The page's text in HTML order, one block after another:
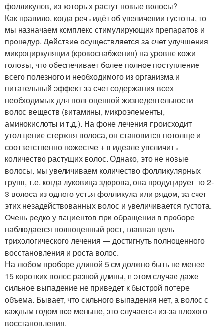
фолликулов, из которых растут новые волосы?
Как правило, когда речь идёт об увеличении густоты, то
мы назначаем комплекс стимулирующих препаратов и
процедур. Действие осуществляется за счет улучшения
микроциркуляции (кровоснабжения) на уровне кожи
головы, что обеспечивает более полное поступление
всего полезного и необходимого из организма и
питательный эффект за счет содержания всех
необходимых для полноценной жизнедеятельности
волос веществ (витамины, микроэлементы,
аминокислоты и т.д.). На фоне лечения происходит
утолщение стержня волоса, он становится потолще и
соответственно пожестче + в идеале увеличить
количество растущих волос. Однако, это не новые
волосы, мы увеличиваем количество фолликулярных
групп, т.е. когда луковица здорова, она продуцирует по 2-
3 волоса из одного устья фолликула или рядом, за счет
этих незадействованных волос и увеличивается густота.
Очень редко у пациентов при обращении в проборе
наблюдается полноценный рост, главная цель
трихологического лечения — достигнуть полноценного
восстановления и роста волос.
На любом проборе длиной 5 см должно быть не менее
15 коротких волос разной длины, в этом случае даже
сильное выпадение не приведет к быстрой потере
объема. Бывает, что сильного выпадения нет, а волос с
каждым годом все меньше, это случается из-за плохого
восстановления.